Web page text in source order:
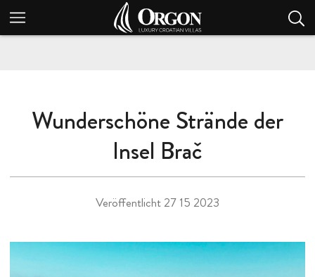
Wunderschöne Strände der
Insel Brač
Veröffentlicht 27 15 2023